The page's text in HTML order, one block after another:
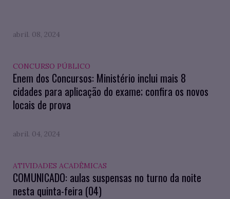
abril. 08, 2024
CONCURSO PÚBLICO
Enem dos Concursos: Ministério inclui mais 8
cidades para aplicação do exame; confira os novos
locais de prova
abril. 04, 2024
ATIVIDADES ACADÊMICAS
COMUNICADO: aulas suspensas no turno da noite
nesta quinta-feira (04)